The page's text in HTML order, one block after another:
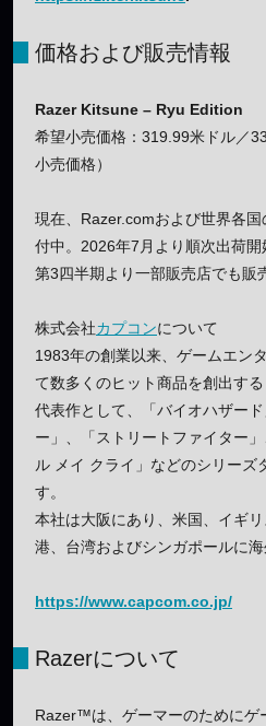
価格および販売情報
Razer Kitsune – Ryu Edition
希望小売価格：319.99米ドル／
小売価格）
現在、Razer.comおよび世界各
付中。2026年7月より順次出荷
第3四半期より一部販売店でも販
株式会社カプコンについて
1983年の創業以来、ゲームエン
て数多くのヒット商品を創出す
代表作として、「バイオハザー
ー」、「ストリートファイター
ル メイ クライ」などのシリーズ
す。
本社は大阪にあり、米国、イギ
港、台湾およびシンガポールに海
https://www.capcom.co.jp/
Razerについて
Razer™は、ゲーマーのためにゲ